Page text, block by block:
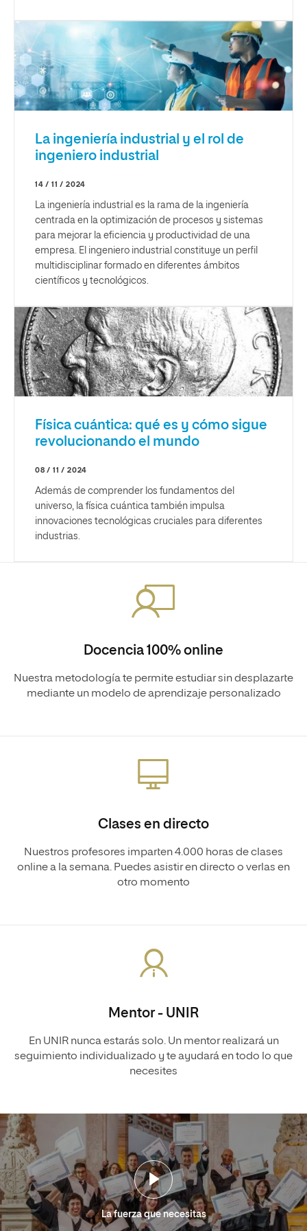
La ingeniería industrial y el rol de
ingeniero industrial
14 / 11 / 2024
La ingeniería industrial es la rama de la ingeniería
centrada en la optimización de procesos y sistemas
para mejorar la eficiencia y productividad de una
empresa. El ingeniero industrial constituye un perfil
multidisciplinar formado en diferentes ámbitos
científicos y tecnológicos.
Física cuántica: qué es y cómo sigue
revolucionando el mundo
08 / 11 / 2024
Además de comprender los fundamentos del
universo, la física cuántica también impulsa
innovaciones tecnológicas cruciales para diferentes
industrias.
Docencia 100% online
Nuestra metodología te permite estudiar sin desplazarte
mediante un modelo de aprendizaje personalizado
Clases en directo
Nuestros profesores imparten 4.000 horas de clases
online a la semana. Puedes asistir en directo o verlas en
otro momento
Mentor - UNIR
En UNIR nunca estarás solo. Un mentor realizará un
seguimiento individualizado y te ayudará en todo lo que
necesites
La fuerza que necesitas